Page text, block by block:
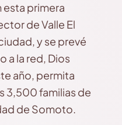
esta primera
de Valle El
y se prevé
a la red, Dios
año, permita
3,500 familias de
de Somoto.